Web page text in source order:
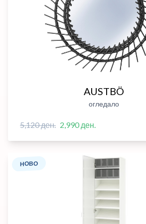
AUSTBÖ
огледало
5,120 ден. 2,990 ден.
НОВО